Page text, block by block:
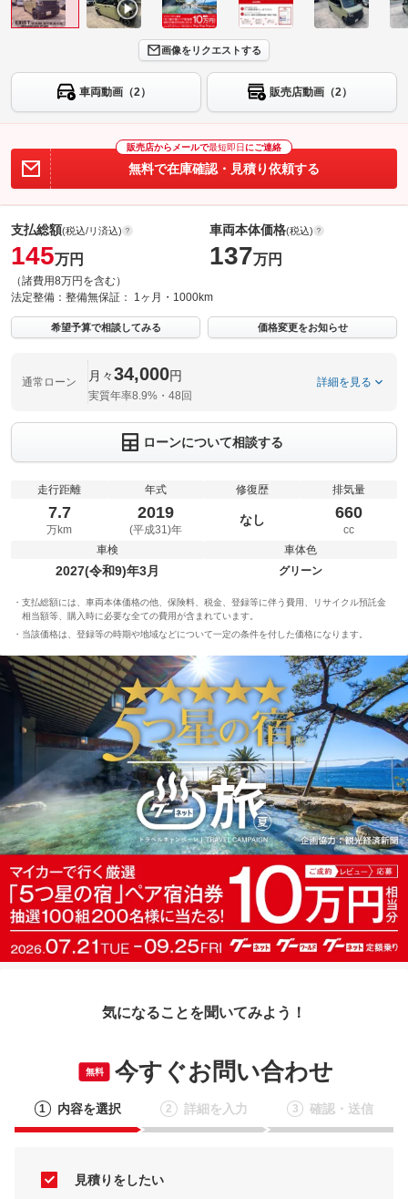
画像をリクエストする
車両動画（2） 販売店動画（2）
販売店からメールで最短即日 にご連絡
無料で在庫確認・見積り依頼する
支払総額(税込/リ済込)
145万円
（諸費用8万円を含む）
車両本体価格(税込)
137万円
法定整備： 整備無保証： 1ヶ月・1000km
希望予算で相談してみる 価格変更をお知らせ
通常ローン 月々34,000円
実質年率8.9%・48回
詳細を見る
ローンについて相談する
走行距離
7.7
万km
年式
2019
(平成31)年
修復歴
なし
排気量
660
cc
車検
2027(令和9)年3月
車体色
グリーン
支払総額には、車両本体価格の他、保険料、税金、登録等に伴う費用、リサイクル預託金
相当額等、購入時に必要な全ての費用が含まれています。
当該価格は、登録等の時期や地域などについて一定の条件を付した価格になります。
気になることを聞いてみよう！
無料 今すぐお問い合わせ
1 内容を選択 2 詳細を入力 3 確認・送信
見積りをしたい